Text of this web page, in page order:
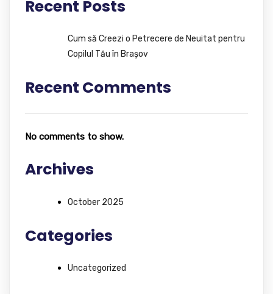
Recent Posts
Cum să Creezi o Petrecere de Neuitat pentru
Copilul Tău în Brașov
Recent Comments
No comments to show.
Archives
October 2025
Categories
Uncategorized